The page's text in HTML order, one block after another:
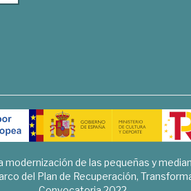
modernización de las pequeñas y
del Plan de Recuperación,